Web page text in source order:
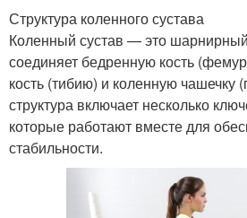
Структура коленного сустава
Коленный сустав — это
соединяет бедренную кость
кость (тибию) и коленную чашечку
структура включает несколько
которые работают вместе для
стабильности.